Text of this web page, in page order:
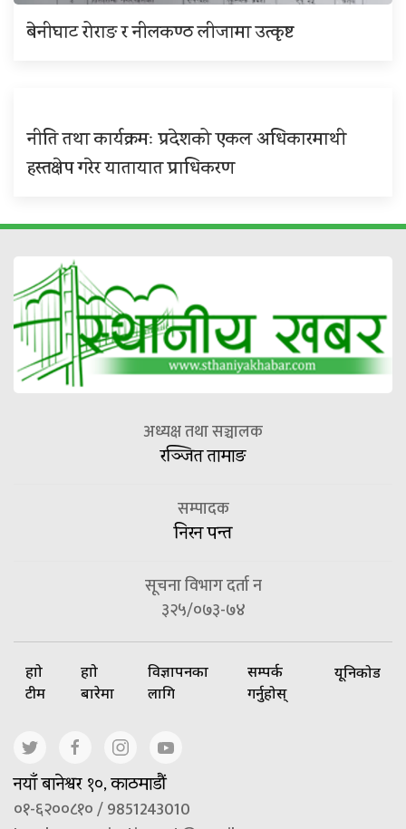
बेनीघाट रोराङ र नीलकण्ठ लीजामा उत्कृष्ट
नीति तथा कार्यक्रमः प्रदेशको एकल अधिकारमाथी
हस्तक्षेप गरेर यातायात प्राधिकरण
अध्यक्ष तथा सञ्चालक
रञ्जित तामाङ
सम्पादक
निरन पन्त
सूचना विभाग दर्ता न
३२५/०७३-७४
हाम्रो
टीम
हाम्रो
बारेमा
विज्ञापनका
लागि
सम्पर्क
गर्नुहोस्
यूनिकोड
नयाँ बानेश्वर १०, काठमाडौं
०१-६२००८१० / 9851243010